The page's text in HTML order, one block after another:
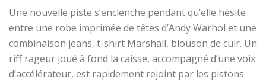
Une nouvelle piste s’enclenche pendant qu’elle hésite
entre une robe imprimée de têtes d’Andy Warhol et une
combinaison jeans, t-shirt Marshall, blouson de cuir. Un
riff rageur joué à fond la caisse, accompagné d’une voix
d’accélérateur, est rapidement rejoint par les pistons